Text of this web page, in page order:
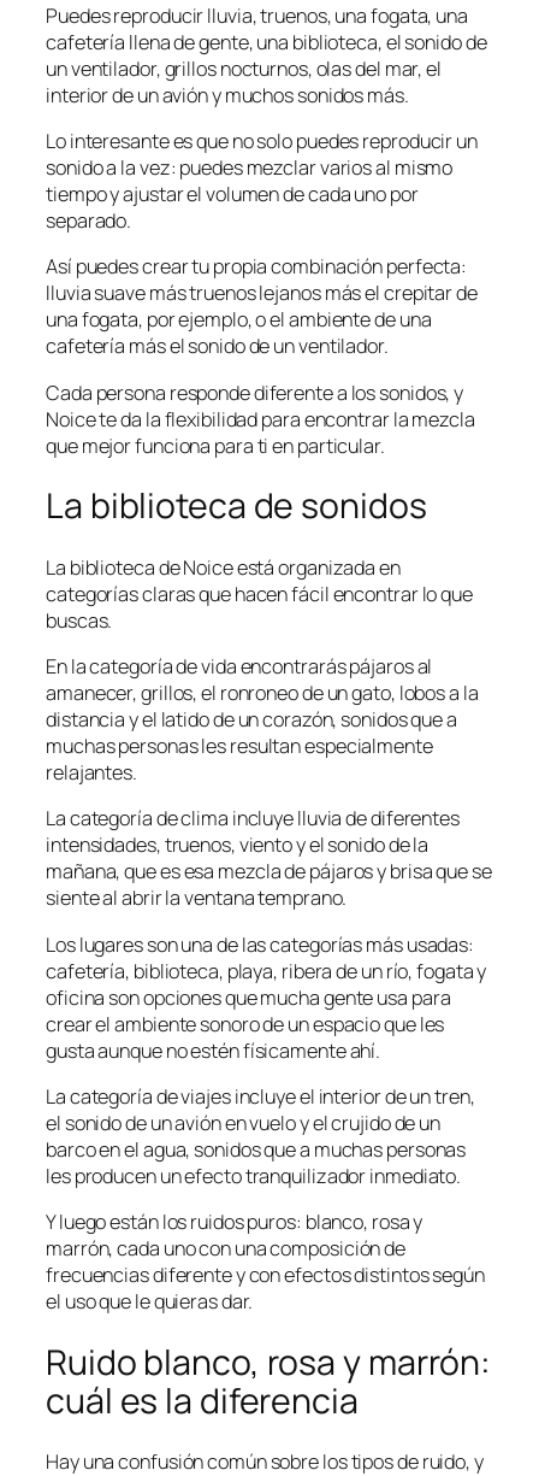
Puedes reproducir lluvia, truenos, una fogata, una
cafetería llena de gente, una biblioteca, el sonido de
un ventilador, grillos nocturnos, olas del mar, el
interior de un avión y muchos sonidos más.
Lo interesante es que no solo puedes reproducir un
sonido a la vez: puedes mezclar varios al mismo
tiempo y ajustar el volumen de cada uno por
separado.
Así puedes crear tu propia combinación perfecta:
lluvia suave más truenos lejanos más el crepitar de
una fogata, por ejemplo, o el ambiente de una
cafetería más el sonido de un ventilador.
Cada persona responde diferente a los sonidos, y
Noice te da la flexibilidad para encontrar la mezcla
que mejor funciona para ti en particular.
La biblioteca de sonidos
La biblioteca de Noice está organizada en
categorías claras que hacen fácil encontrar lo que
buscas.
En la categoría de vida encontrarás pájaros al
amanecer, grillos, el ronroneo de un gato, lobos a la
distancia y el latido de un corazón, sonidos que a
muchas personas les resultan especialmente
relajantes.
La categoría de clima incluye lluvia de diferentes
intensidades, truenos, viento y el sonido de la
mañana, que es esa mezcla de pájaros y brisa que se
siente al abrir la ventana temprano.
Los lugares son una de las categorías más usadas:
cafetería, biblioteca, playa, ribera de un río, fogata y
oficina son opciones que mucha gente usa para
crear el ambiente sonoro de un espacio que les
gusta aunque no estén físicamente ahí.
La categoría de viajes incluye el interior de un tren,
el sonido de un avión en vuelo y el crujido de un
barco en el agua, sonidos que a muchas personas
les producen un efecto tranquilizador inmediato.
Y luego están los ruidos puros: blanco, rosa y
marrón, cada uno con una composición de
frecuencias diferente y con efectos distintos según
el uso que le quieras dar.
Ruido blanco, rosa y marrón:
cuál es la diferencia
Hay una confusión común sobre los tipos de ruido, y